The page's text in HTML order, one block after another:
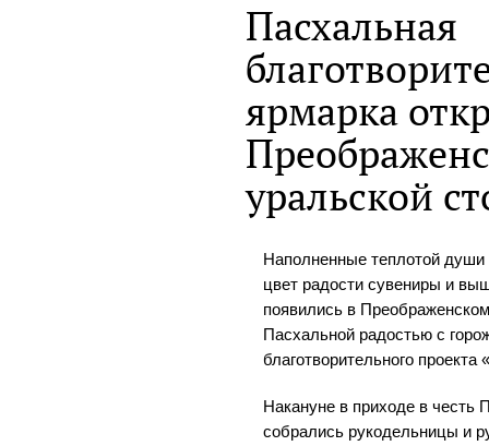
Пасхальная
ярмарка
уральской
Наполненные теплотой
цвет радости сувениры и
появились в
Пасхальной радостью с
благотворительного
Накануне в приходе в честь
собрались рукодельницы и